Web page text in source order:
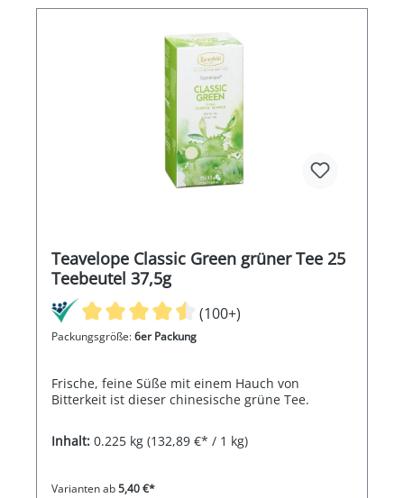
Teavelope Classic Green grüner Tee 25
Teebeutel 37,5g
(100+)
Packungsgröße:6er Packung
Frische, feine Süße mit einem Hauch von
Bitterkeit ist dieser chinesische grüne Tee.
Inhalt: 0.225 kg (132,89 €* / 1 kg)
Varianten ab5,40 €*